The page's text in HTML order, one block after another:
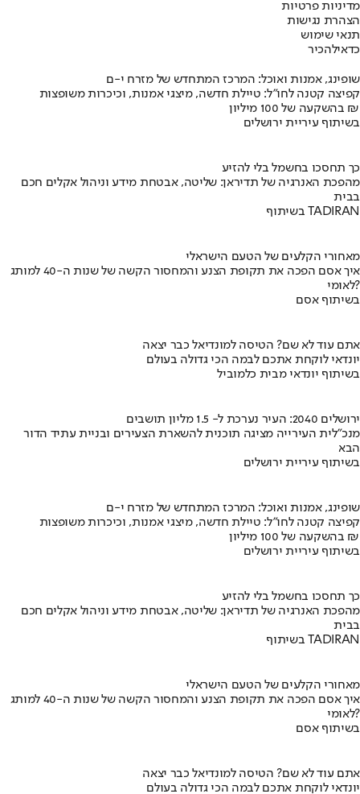
מדיניות פרטיות
הצהרת נגישות
תנאי שימוש
כדאילהכיר
שופינג, אמנות ואוכל: המרכז המתחדש של מזרח י-ם
קפיצה קטנה לחו"ל: טיילת חדשה, מיצגי אמנות, וכיכרות משופצות
בהשקעה של 100 מיליון ₪
בשיתוף עיריית ירושלים
כך תחסכו בחשמל בלי להזיע
מהפכת האנרגיה של תדיראן: שליטה, אבטחת מידע וניהול אקלים חכם
בבית
בשיתוף TADIRAN
מאחורי הקלעים של הטעם הישראלי
איך אסם הפכה את תקופת הצנע והמחסור הקשה של שנות ה-40 למותג
לאומי?
בשיתוף אסם
אתם עוד לא שם? הטיסה למונדיאל כבר יצאה
יונדאי לוקחת אתכם לבמה הכי גדולה בעולם
בשיתוף יונדאי מבית כלמוביל
ירושלים 2040: העיר נערכת ל- 1.5 מליון תושבים
מנכ"לית העירייה מציגה תוכנית להשארת הצעירים ובניית עתיד הדור
הבא
בשיתוף עיריית ירושלים
שופינג, אמנות ואוכל: המרכז המתחדש של מזרח י-ם
קפיצה קטנה לחו"ל: טיילת חדשה, מיצגי אמנות, וכיכרות משופצות
בהשקעה של 100 מיליון ₪
בשיתוף עיריית ירושלים
כך תחסכו בחשמל בלי להזיע
מהפכת האנרגיה של תדיראן: שליטה, אבטחת מידע וניהול אקלים חכם
בבית
בשיתוף TADIRAN
מאחורי הקלעים של הטעם הישראלי
איך אסם הפכה את תקופת הצנע והמחסור הקשה של שנות ה-40 למותג
לאומי?
בשיתוף אסם
אתם עוד לא שם? הטיסה למונדיאל כבר יצאה
יונדאי לוקחת אתכם לבמה הכי גדולה בעולם